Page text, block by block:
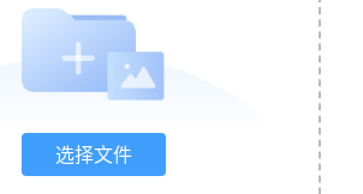
选择文件